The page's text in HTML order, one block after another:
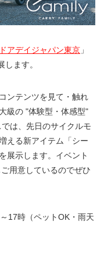
アデイジャパン東京 」
します。
ンテンツを見て・触れ
級の "体験型・体感型"
は、先日のサイクルモ
える新アイテム「シー
展示します。イベント
用意しているのでぜひ
17時（ペットOK・雨天